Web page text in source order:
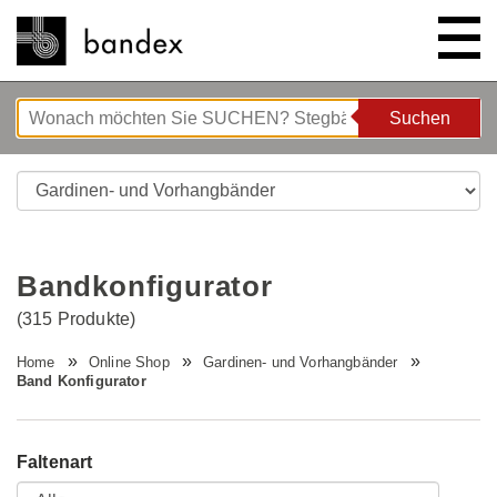
ONLINE SHOP
HIGHLIGHTS
Bettgeflüster
Wave System L'ONDA
ÜBER UNS
Firmenrundgang
ANLEITUNGEN/TIPPS & TRICKS
Nähanleitung
STELLENANGEBOTE
Suchen
Suchen
Bandkonfigurator
(315 Produkte)
Home Online Shop
Gardinen- und Vorhangbänder
Band Konfigurator
Faltenart